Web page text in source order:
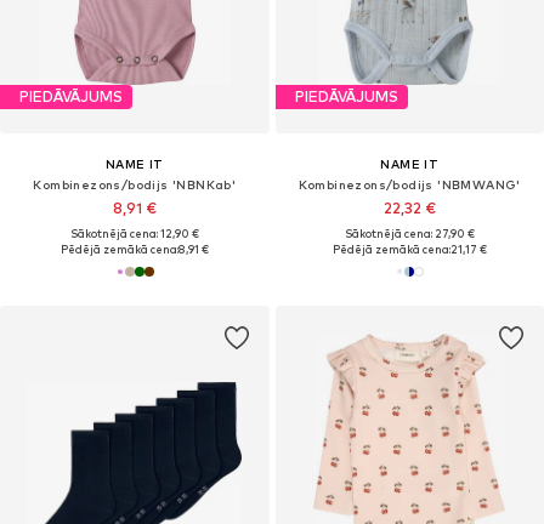
PIEDĀVĀJUMS
NAME IT
Kombinezons/bodijs 'NBNKab'
8,91 €
Sākotnējā cena: 12,90 €
Pēdējā zemākā cena:8,91 €
PIEDĀVĀJUMS
NAME IT
Kombinezons/bodijs 'NBMWANG'
22,32 €
Sākotnējā cena: 27,90 €
Pēdējā zemākā cena:21,17 €